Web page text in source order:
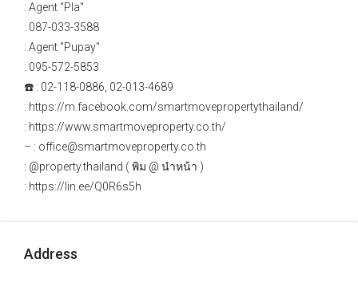
: Agent "Pla"
: 087-033-3588
: Agent "Pupay"
: 095-572-5853
☎️ : 02-118-0886, 02-013-4689
: https://m.facebook.com/smartmovepropertythailand/
: https://www.smartmoveproperty.co.th/
– : office@smartmoveproperty.co.th
: @property.thailand ( พิม @ นำหน้า )
: https://lin.ee/Q0R6s5h
Address